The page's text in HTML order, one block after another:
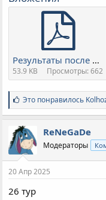
Результаты после 25 тура.pdf
53.9 KB Просмотры: 662
С
и
м
п
а
т
и
:
Это понравилось
ReNeGaDe
Модераторы
20 Апр 2025
26 тур